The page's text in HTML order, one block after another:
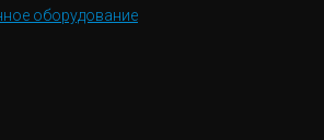
оборудование